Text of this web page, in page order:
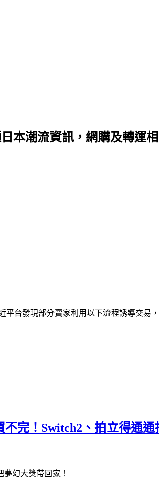
本潮流資訊，網購及轉運
台發現部分賣家利用以下流程誘導交易
完！Switch2、拍立得通通
幻大獎帶回家！